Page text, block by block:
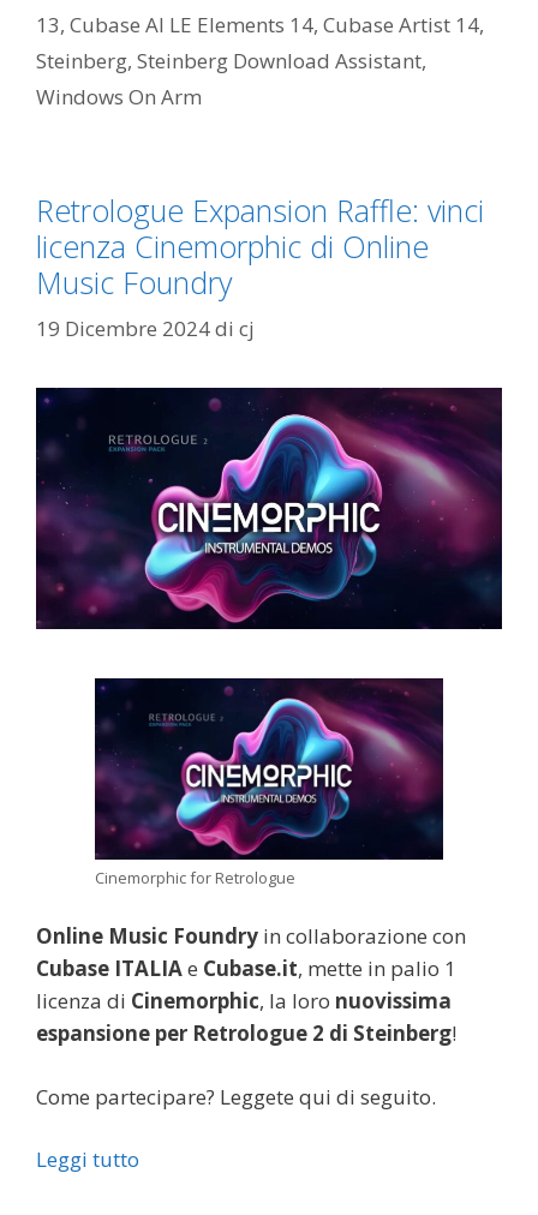
13, Cubase AI LE Elements 14, Cubase Artist 14,
Steinberg, Steinberg Download Assistant,
Windows On Arm
Retrologue Expansion Raffle: vinci
licenza Cinemorphic di Online
Music Foundry
19 Dicembre 2024di cj
Cinemorphic for Retrologue
Online Music Foundry in collaborazione con
Cubase ITALIAe Cubase.it, mette in palio 1
licenza di Cinemorphic, la loro nuovissima
espansione per Retrologue 2 di Steinberg!
Come partecipare? Leggete qui di seguito.
Leggi tutto